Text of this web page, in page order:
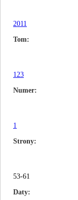
2011
Tom
123
Numer
1
Strony
53-61
Daty